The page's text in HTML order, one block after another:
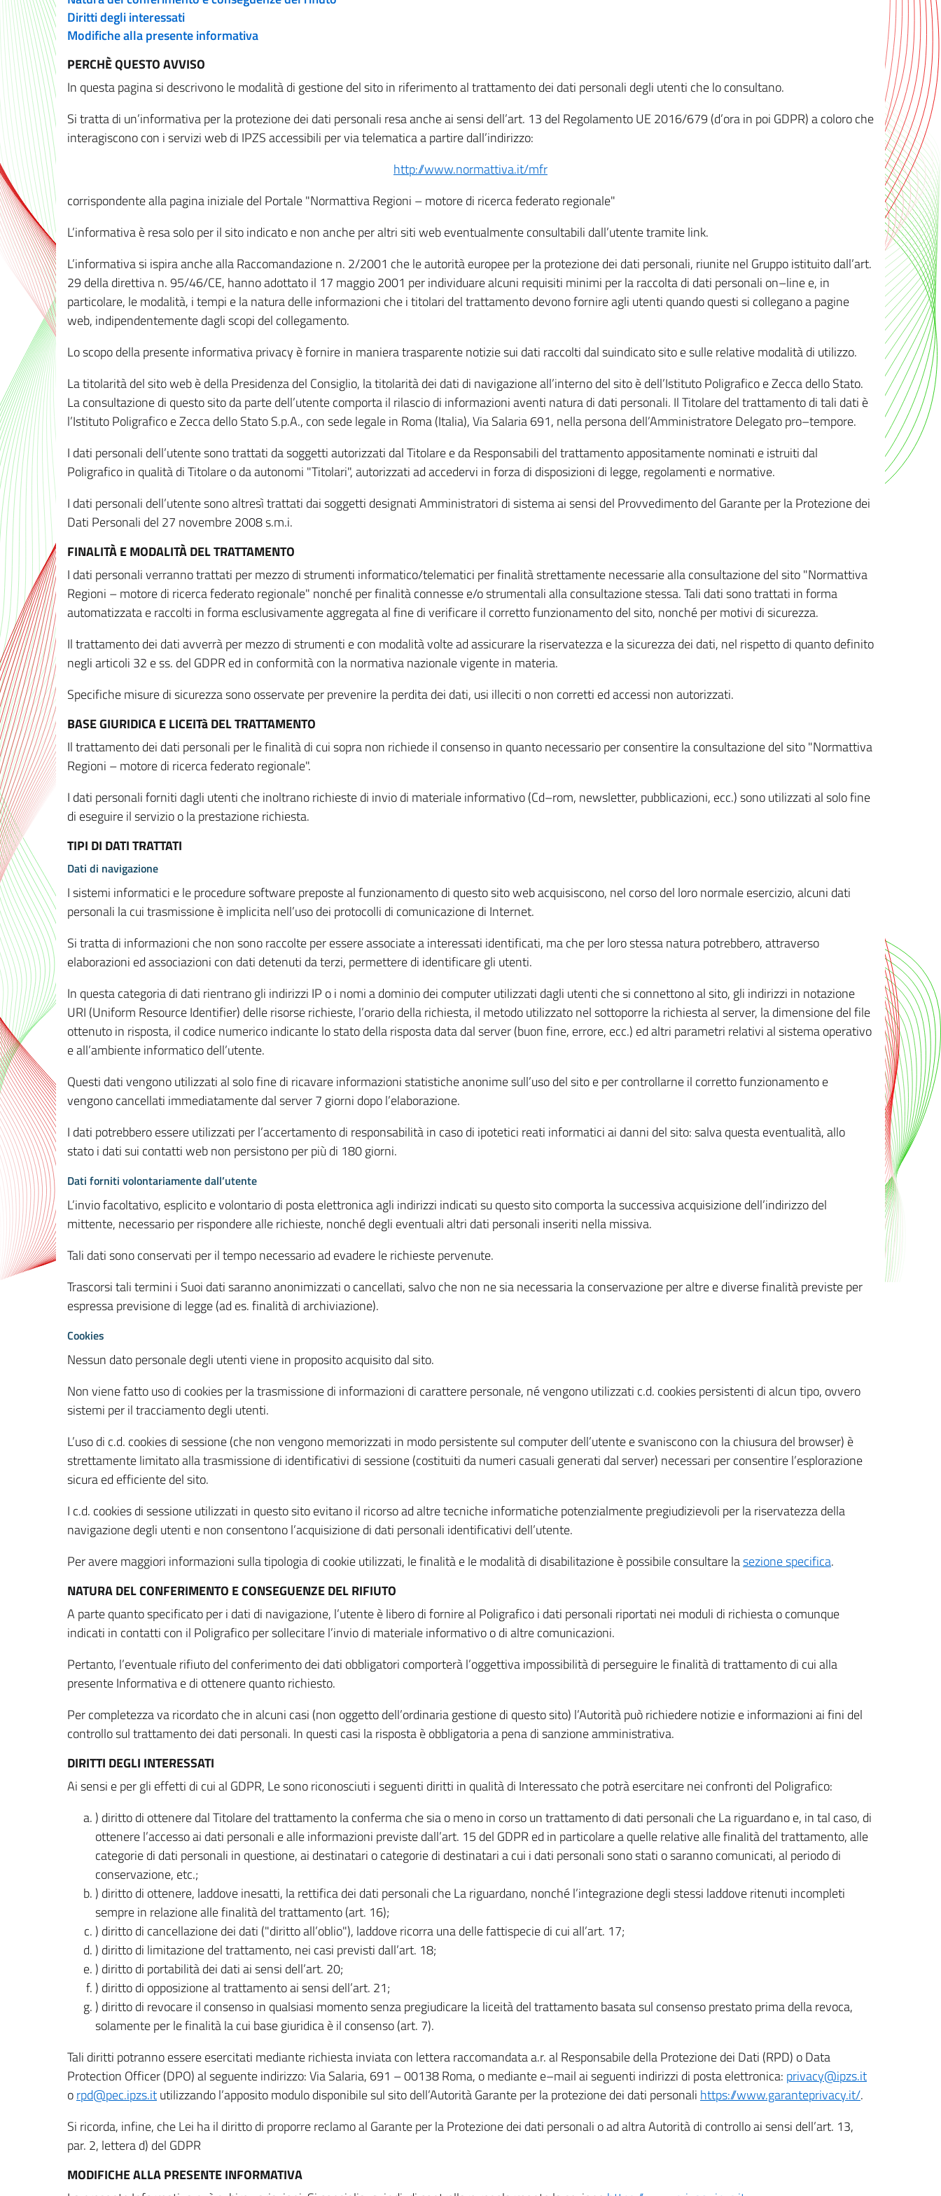
Diritti degli interessati
Modifiche alla presente informativa
PERCHÈ QUESTO AVVISO
In questa pagina si descrivono le modalità di gestione del sito in riferimento al trattamento dei dati personali degli utenti che lo consultano.
Si tratta di un’informativa per la protezione dei dati personali resa anche ai sensi dell’art. 13 del Regolamento UE 2016/679 (d’ora in poi GDPR) a coloro che
interagiscono con i servizi web di IPZS accessibili per via telematica a partire dall’indirizzo:
http://www.normattiva.it/mfr
corrispondente alla pagina iniziale del Portale "Normattiva Regioni – motore di ricerca federato regionale"
L’informativa è resa solo per il sito indicato e non anche per altri siti web eventualmente consultabili dall’utente tramite link.
L’informativa si ispira anche alla Raccomandazione n. 2/2001 che le autorità europee per la protezione dei dati personali, riunite nel Gruppo istituito dall’art.
29 della direttiva n. 95/46/CE, hanno adottato il 17 maggio 2001 per individuare alcuni requisiti minimi per la raccolta di dati personali on–line e, in
particolare, le modalità, i tempi e la natura delle informazioni che i titolari del trattamento devono fornire agli utenti quando questi si collegano a pagine
web, indipendentemente dagli scopi del collegamento.
Lo scopo della presente informativa privacy è fornire in maniera trasparente notizie sui dati raccolti dal suindicato sito e sulle relative modalità di utilizzo.
La titolarità del sito web è della Presidenza del Consiglio, la titolarità dei dati di navigazione all’interno del sito è dell’Istituto Poligrafico e Zecca dello Stato.
La consultazione di questo sito da parte dell’utente comporta il rilascio di informazioni aventi natura di dati personali. Il Titolare del trattamento di tali dati è
l’Istituto Poligrafico e Zecca dello Stato S.p.A., con sede legale in Roma (Italia), Via Salaria 691, nella persona dell’Amministratore Delegato pro–tempore.
I dati personali dell’utente sono trattati da soggetti autorizzati dal Titolare e da Responsabili del trattamento appositamente nominati e istruiti dal
Poligrafico in qualità di Titolare o da autonomi "Titolari", autorizzati ad accedervi in forza di disposizioni di legge, regolamenti e normative.
I dati personali dell’utente sono altresì trattati dai soggetti designati Amministratori di sistema ai sensi del Provvedimento del Garante per la Protezione dei
Dati Personali del 27 novembre 2008 s.m.i.
FINALITÀ E MODALITÀ DEL TRATTAMENTO
I dati personali verranno trattati per mezzo di strumenti informatico/telematici per finalità strettamente necessarie alla consultazione del sito "Normattiva
Regioni – motore di ricerca federato regionale" nonché per finalità connesse e/o strumentali alla consultazione stessa. Tali dati sono trattati in forma
automatizzata e raccolti in forma esclusivamente aggregata al fine di verificare il corretto funzionamento del sito, nonché per motivi di sicurezza.
Il trattamento dei dati avverrà per mezzo di strumenti e con modalità volte ad assicurare la riservatezza e la sicurezza dei dati, nel rispetto di quanto definito
negli articoli 32 e ss. del GDPR ed in conformità con la normativa nazionale vigente in materia.
Specifiche misure di sicurezza sono osservate per prevenire la perdita dei dati, usi illeciti o non corretti ed accessi non autorizzati.
BASE GIURIDICA E LICEITà DEL TRATTAMENTO
Il trattamento dei dati personali per le finalità di cui sopra non richiede il consenso in quanto necessario per consentire la consultazione del sito "Normattiva
Regioni – motore di ricerca federato regionale".
I dati personali forniti dagli utenti che inoltrano richieste di invio di materiale informativo (Cd–rom, newsletter, pubblicazioni, ecc.) sono utilizzati al solo fine
di eseguire il servizio o la prestazione richiesta.
TIPI DI DATI TRATTATI
Dati di navigazione
I sistemi informatici e le procedure software preposte al funzionamento di questo sito web acquisiscono, nel corso del loro normale esercizio, alcuni dati
personali la cui trasmissione è implicita nell’uso dei protocolli di comunicazione di Internet.
Si tratta di informazioni che non sono raccolte per essere associate a interessati identificati, ma che per loro stessa natura potrebbero, attraverso
elaborazioni ed associazioni con dati detenuti da terzi, permettere di identificare gli utenti.
In questa categoria di dati rientrano gli indirizzi IP o i nomi a dominio dei computer utilizzati dagli utenti che si connettono al sito, gli indirizzi in notazione
URI (Uniform Resource Identifier) delle risorse richieste, l’orario della richiesta, il metodo utilizzato nel sottoporre la richiesta al server, la dimensione del file
ottenuto in risposta, il codice numerico indicante lo stato della risposta data dal server (buon fine, errore, ecc.) ed altri parametri relativi al sistema operativo
e all’ambiente informatico dell’utente.
Questi dati vengono utilizzati al solo fine di ricavare informazioni statistiche anonime sull’uso del sito e per controllarne il corretto funzionamento e
vengono cancellati immediatamente dal server 7 giorni dopo l’elaborazione.
I dati potrebbero essere utilizzati per l’accertamento di responsabilità in caso di ipotetici reati informatici ai danni del sito: salva questa eventualità, allo
stato i dati sui contatti web non persistono per più di 180 giorni.
Dati forniti volontariamente dall’utente
L’invio facoltativo, esplicito e volontario di posta elettronica agli indirizzi indicati su questo sito comporta la successiva acquisizione dell’indirizzo del
mittente, necessario per rispondere alle richieste, nonché degli eventuali altri dati personali inseriti nella missiva.
Tali dati sono conservati per il tempo necessario ad evadere le richieste pervenute.
Trascorsi tali termini i Suoi dati saranno anonimizzati o cancellati, salvo che non ne sia necessaria la conservazione per altre e diverse finalità previste per
espressa previsione di legge (ad es. finalità di archiviazione).
Cookies
Nessun dato personale degli utenti viene in proposito acquisito dal sito.
Non viene fatto uso di cookies per la trasmissione di informazioni di carattere personale, né vengono utilizzati c.d. cookies persistenti di alcun tipo, ovvero
sistemi per il tracciamento degli utenti.
L’uso di c.d. cookies di sessione (che non vengono memorizzati in modo persistente sul computer dell’utente e svaniscono con la chiusura del browser) è
strettamente limitato alla trasmissione di identificativi di sessione (costituiti da numeri casuali generati dal server) necessari per consentire l’esplorazione
sicura ed efficiente del sito.
I c.d. cookies di sessione utilizzati in questo sito evitano il ricorso ad altre tecniche informatiche potenzialmente pregiudizievoli per la riservatezza della
navigazione degli utenti e non consentono l’acquisizione di dati personali identificativi dell’utente.
Per avere maggiori informazioni sulla tipologia di cookie utilizzati, le finalità e le modalità di disabilitazione è possibile consultare lasezione specifica.
NATURA DEL CONFERIMENTO E CONSEGUENZE DEL RIFIUTO
A parte quanto specificato per i dati di navigazione, l’utente è libero di fornire al Poligrafico i dati personali riportati nei moduli di richiesta o comunque
indicati in contatti con il Poligrafico per sollecitare l’invio di materiale informativo o di altre comunicazioni.
Pertanto, l’eventuale rifiuto del conferimento dei dati obbligatori comporterà l’oggettiva impossibilità di perseguire le finalità di trattamento di cui alla
presente Informativa e di ottenere quanto richiesto.
Per completezza va ricordato che in alcuni casi (non oggetto dell’ordinaria gestione di questo sito) l’Autorità può richiedere notizie e informazioni ai fini del
controllo sul trattamento dei dati personali. In questi casi la risposta è obbligatoria a pena di sanzione amministrativa.
DIRITTI DEGLI INTERESSATI
Ai sensi e per gli effetti di cui al GDPR, Le sono riconosciuti i seguenti diritti in qualità di Interessato che potrà esercitare nei confronti del Poligrafico:
) diritto di ottenere dal Titolare del trattamento la conferma che sia o meno in corso un trattamento di dati personali che La riguardano e, in tal caso, di
ottenere l’accesso ai dati personali e alle informazioni previste dall’art. 15 del GDPR ed in particolare a quelle relative alle finalità del trattamento, alle
categorie di dati personali in questione, ai destinatari o categorie di destinatari a cui i dati personali sono stati o saranno comunicati, al periodo di
conservazione, etc.;
) diritto di ottenere, laddove inesatti, la rettifica dei dati personali che La riguardano, nonché l’integrazione degli stessi laddove ritenuti incompleti
sempre in relazione alle finalità del trattamento (art. 16);
) diritto di cancellazione dei dati ("diritto all’oblio"), laddove ricorra una delle fattispecie di cui all’art. 17;
) diritto di limitazione del trattamento, nei casi previsti dall’art. 18;
) diritto di portabilità dei dati ai sensi dell’art. 20;
) diritto di opposizione al trattamento ai sensi dell’art. 21;
) diritto di revocare il consenso in qualsiasi momento senza pregiudicare la liceità del trattamento basata sul consenso prestato prima della revoca,
solamente per le finalità la cui base giuridica è il consenso (art. 7).
Tali diritti potranno essere esercitati mediante richiesta inviata con lettera raccomandata a.r. al Responsabile della Protezione dei Dati (RPD) o Data
Protection Officer (DPO) al seguente indirizzo: Via Salaria, 691 – 00138 Roma, o mediante e–mail ai seguenti indirizzi di posta elettronica: privacy@ipzs.it
orpd@pec.ipzs.itutilizzando l’apposito modulo disponibile sul sito dell’Autorità Garante per la protezione dei dati personali https://www.garanteprivacy.it/.
Si ricorda, infine, che Lei ha il diritto di proporre reclamo al Garante per la Protezione dei dati personali o ad altra Autorità di controllo ai sensi dell’art. 13,
par. 2, lettera d) del GDPR
MODIFICHE ALLA PRESENTE INFORMATIVA